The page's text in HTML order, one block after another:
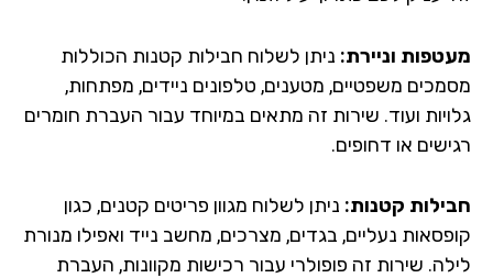
וניירת:ניתן לשלוח חבילות קטנות הכוללות
משפטיים, מטענים, טלפונים ניידים, מפתחות,
ועוד. שירות זה מתאים במיוחד עבור העברת חומרים
או דחופים.
קטנות:ניתן לשלוח מגוון פריטים קטנים, כגון
נעליים, בגדים, מצרכים, מחשב נייד ואפילו מנורת
שירות זה פופולרי עבור רכישות מקוונות, העברת